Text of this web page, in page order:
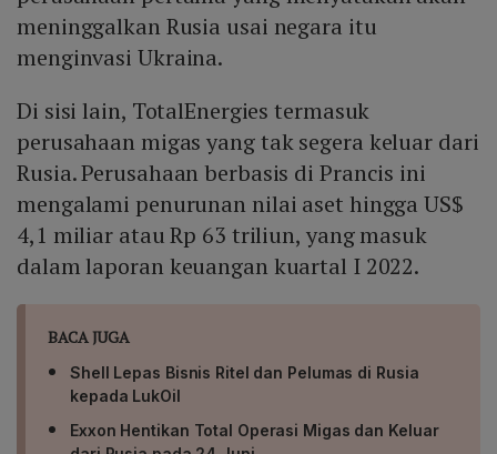
meninggalkan Rusia usai negara itu
menginvasi Ukraina.
Di sisi lain, TotalEnergies termasuk
perusahaan migas yang tak segera keluar dari
Rusia. Perusahaan berbasis di Prancis ini
mengalami penurunan nilai aset hingga US$
4,1 miliar atau Rp 63 triliun, yang masuk
dalam laporan keuangan kuartal I 2022.
BACA JUGA
Shell Lepas Bisnis Ritel dan Pelumas di Rusia
kepada LukOil
Exxon Hentikan Total Operasi Migas dan Keluar